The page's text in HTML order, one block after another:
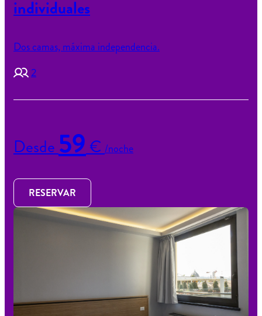
individuales
Dos camas, máxima independencia.
2
Desde59€/noche
RESERVAR